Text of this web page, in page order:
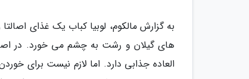
به گزارش مالکوم، لوبیا کباب یک غذای
های گیلان و رشت به چشم می خورد. در
العاده جذابی دارد. اما لازم نیست برای